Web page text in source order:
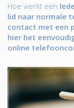
Hoe werkt een
lid naar normale
contact met een
hier het
online